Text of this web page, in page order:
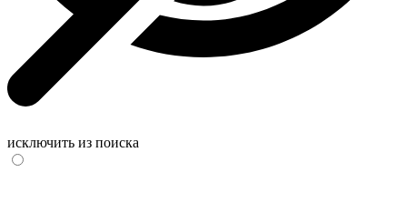
исключить из поиска